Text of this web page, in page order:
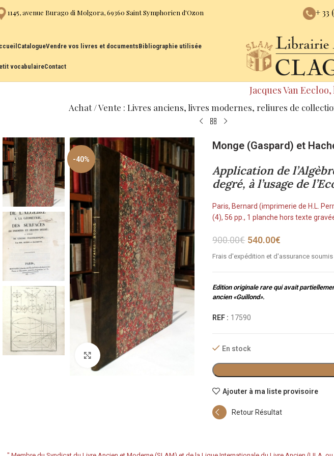
1145, avenue Burago di Molgora, 69360 Saint Symphorien d'Ozon + 33
CatalogueVendre vos livres et documentsBibliographie utilisée
vocabulaireContact
Jacques Van
Achat / Vente : Livres anciens, livres modernes, reliures de
-40%
Cliquez pour agrandir
Monge (Gaspard) et
Application de
degré, à l’usage de
Paris, Bernard (imprimerie de H.L.
(4), 56 pp., 1 planche hors texte
900.00€ 540.00€
Frais d'expédition et d'assurance
Edition originale rare qui avait
ancien «Guillond».
REF : 17590
En stock
Ajouter à ma liste provisoire
Retour Résultat